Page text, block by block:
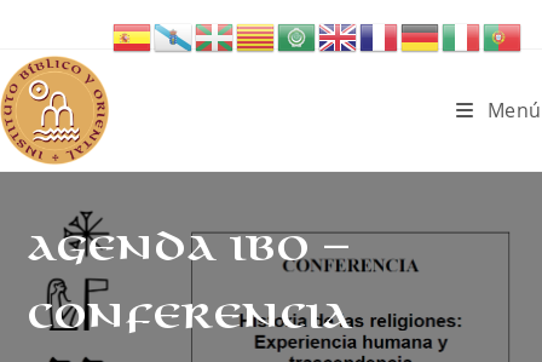
contenido
Menú
AGENDA IBO –
Conferencia